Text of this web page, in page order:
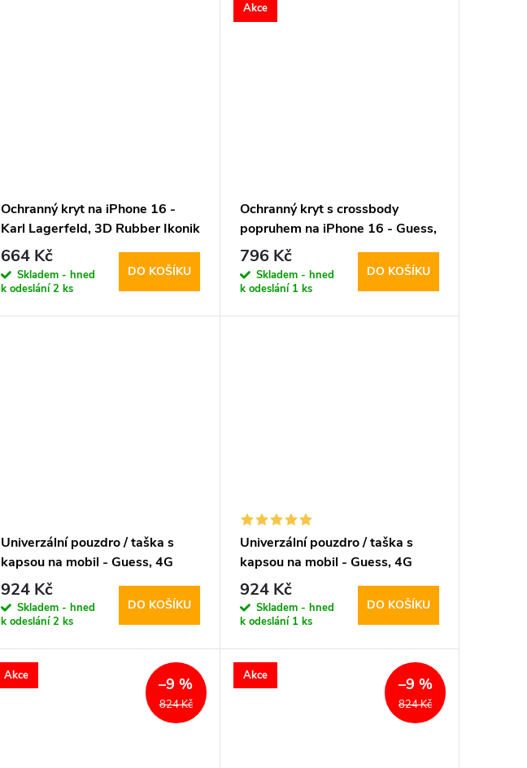
Ochranný kryt na iPhone 16 -
Karl Lagerfeld, 3D Rubber Ikonik
Black
664 Kč
Skladem - hned
k odeslání2 ks
DO KOŠÍKU
Akce
Ochranný kryt s crossbody
popruhem na iPhone 16 - Guess,
4G Strass Triangle Metal Logo
Brown
796 Kč
Skladem - hned
k odeslání 1 ks
DO KOŠÍKU
Univerzální pouzdro / taška s
kapsou na mobil - Guess, 4G
Triangle Logo Bag Pink
924 Kč
Skladem - hned
k odeslání2 ks
DO KOŠÍKU
Univerzální pouzdro / taška s
kapsou na mobil - Guess, 4G
Triangle Logo Bag Gray
924 Kč
Skladem - hned
k odeslání 1 ks
DO KOŠÍKU
Akce
824 Kč
–9 % Akce
824 Kč
–9 %